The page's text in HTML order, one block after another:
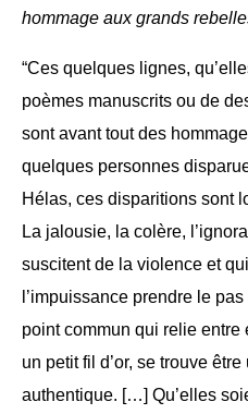
hommage aux grands
“Ces quelques lignes,
poèmes manuscrits ou de
sont avant tout des
quelques personnes
Hélas, ces disparitions sont
La jalousie, la colère,
suscitent de la violence et
l’impuissance prendre le
point commun qui relie
un petit fil d’or, se trouve
authentique. […] Qu’elles